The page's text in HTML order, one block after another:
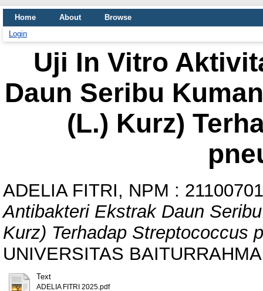
Home About
Browse
Login
Uji In Vitro
Daun Seribu
(L.) Kurz)
ADELIA FITRI, NPM :
Antibakteri Ekstrak Daun
Kurz) Terhadap Streptococcus
UNIVERSITAS
Text
ADELIA FITRI 2025.pdf